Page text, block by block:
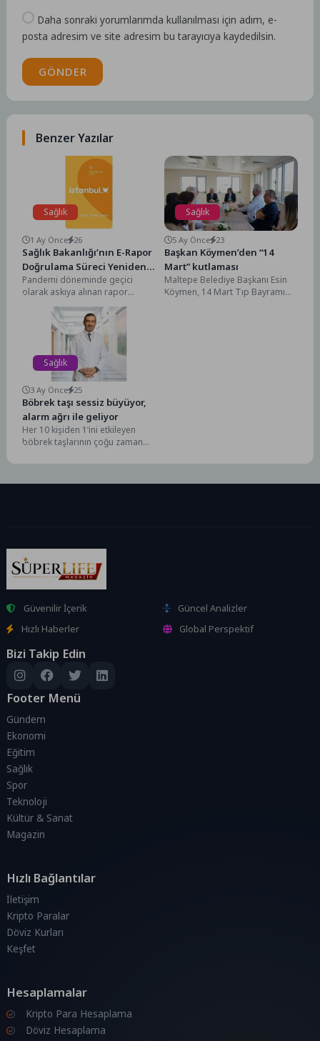
Daha sonraki yorumlarımda kullanılması için adım, e-
posta adresim ve site adresim bu tarayıcıya kaydedilsin.
GÖNDER
Benzer Yazılar
Sağlık
1 Ay Önce 26
Sağlık Bakanlığı’nın E-Rapor
Doğrulama Süreci Yeniden
Başladı
Pandemi döneminde geçici
olarak askıya alınan rapor
doğrulama uygulaması, T.C.
Sağlık Bakanlığı’nın düzenlemesi
doğrultusunda yeniden...
Sağlık
5 Ay Önce 23
Başkan Köymen’den “14
Mart” kutlaması
Maltepe Belediye Başkanı Esin
Köymen, 14 Mart Tıp Bayramı
Sağlık
3 Ay Önce 25
Böbrek taşı sessiz büyüyor,
alarm ağrı ile geliyor
Her 10 kişiden 1’ini etkileyen
böbrek taşlarının çoğu zaman
söyleyen Anadolu Sağlık...
Güvenilir İçerik
Güncel Analizler
Hızlı Haberler
Global Perspektif
Bizi Takip Edin
Footer Menü
Gündem
Ekonomi
Eğitim
Sağlık
Spor
Teknoloji
Kültür & Sanat
Magazin
Hızlı Bağlantılar
İletişim
Kripto Paralar
Döviz Kurları
Keşfet
Hesaplamalar
Kripto Para Hesaplama
Döviz Hesaplama